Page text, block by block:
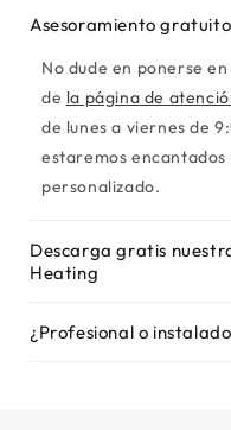
Asesoramiento
No dude en ponerse
de la página de
de lunes a viernes de
estaremos
personalizado.
Descarga gratis
Heating
¿Profesional o